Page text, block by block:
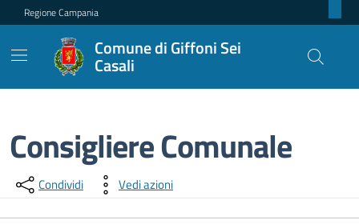
Regione Campania
Comune di Giffoni Sei
Casali
Consigliere Comunale
Dettagli dell'incarico
Condividi Vedi azioni